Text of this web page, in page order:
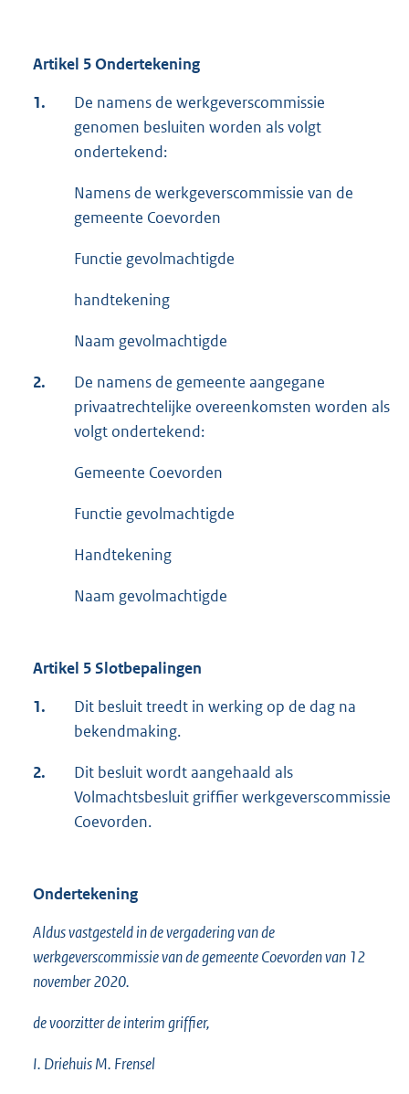
Artikel 5 Ondertekening
1.
De namens de werkgeverscommissie
genomen besluiten worden als volgt
ondertekend:
Namens de werkgeverscommissie van de
gemeente Coevorden
Functie gevolmachtigde
handtekening
Naam gevolmachtigde
2.
De namens de gemeente aangegane
privaatrechtelijke overeenkomsten worden als
volgt ondertekend:
Gemeente Coevorden
Functie gevolmachtigde
Handtekening
Naam gevolmachtigde
Artikel 5 Slotbepalingen
1.
Dit besluit treedt in werking op de dag na
bekendmaking.
2.
Dit besluit wordt aangehaald als
Volmachtsbesluit griffier werkgeverscommissie
Coevorden.
Ondertekening
Aldus vastgesteld in de vergadering van de
werkgeverscommissie van de gemeente Coevorden van 12
november 2020.
de voorzitter de interim griffier,
I. Driehuis M. Frensel